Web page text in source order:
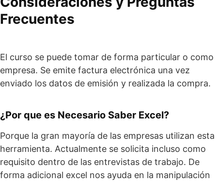
Frecuentes
El curso se puede tomar de forma particular o como
empresa. Se emite factura electrónica una vez
enviado los datos de emisión y realizada la compra.
¿Por que es Necesario Saber Excel?
Porque la gran mayoría de las empresas utilizan esta
herramienta. Actualmente se solicita incluso como
requisito dentro de las entrevistas de trabajo. De
forma adicional excel nos ayuda en la manipulación